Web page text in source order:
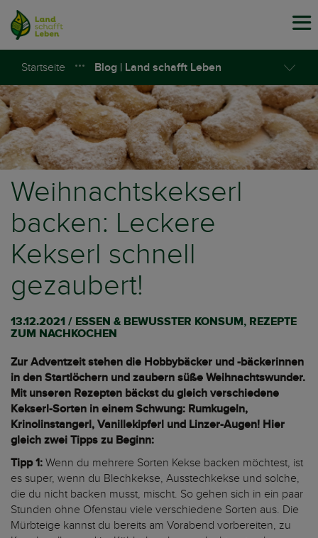
Startseite Blog | Land schafft Leben
Weihnachtskekserl
backen: Leckere
Kekserl schnell
gezaubert!
13.12.2021 / ESSEN & BEWUSSTER KONSUM, REZEPTE
ZUM NACHKOCHEN
Zur Adventzeit stehen die Hobbybäcker und -bäckerinnen
in den Startlöchern und zaubern süße Weihnachtswunder.
Mit unseren Rezepten bäckst du gleich verschiedene
Kekserl-Sorten in einem Schwung: Rumkugeln,
Krinolinstangerl, Vanillekipferl und Linzer-Augen! Hier
gleich zwei Tipps zu Beginn:
Tipp 1: Wenn du mehrere Sorten Kekse backen möchtest, ist
es super, wenn du Blechkekse, Ausstechkekse und solche,
die du nicht backen musst, mischt. So gehen sich in ein paar
Stunden ohne Ofenstau viele verschiedene Sorten aus. Die
Mürbteige kannst du bereits am Vorabend vorbereiten, zu